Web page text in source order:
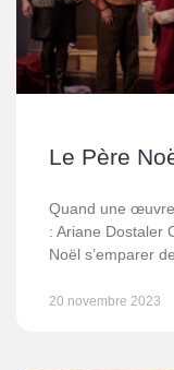
Le Père
Quand une
: Ariane Dostaler
Noël s’emparer
20 novembre 2023